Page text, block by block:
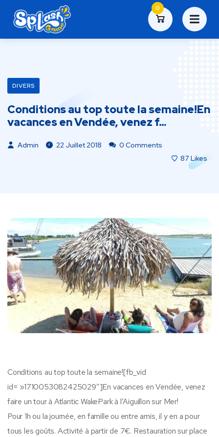
0
DIVERS
Conditions au top toute la semaine!En
vacances en Vendée, venez f…
Admin 22 Juillet 2018
0 Comments
87 Likes
Conditions au top toute la semaine![fb_vid
id= »1710053082425029″]En vacances en Vendée, venez
faire un tour à Atlantic WakePark à l’Aiguillon sur Mer!
Pour 1h ou la journée, en famille ou entre amis, il y en a pour
tous les goûts. Activité à partir de 7€. Restauration sur place